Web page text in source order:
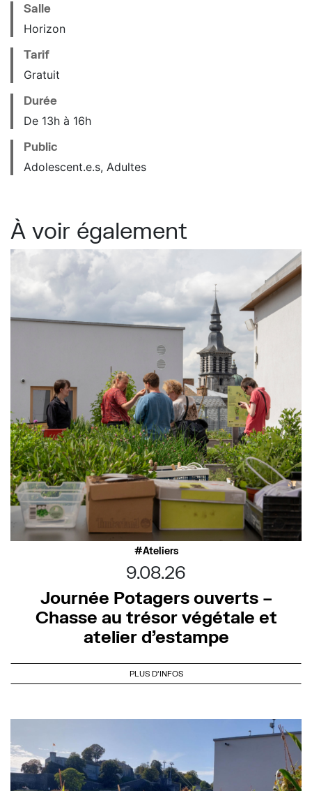
Salle
Horizon
Tarif
Gratuit
Durée
De 13h à 16h
Public
Adolescent.e.s, Adultes
À voir également
Ateliers
9.08.26
Journée Potagers ouverts –
Chasse au trésor végétale et
atelier d’estampe
PLUS D'INFOS